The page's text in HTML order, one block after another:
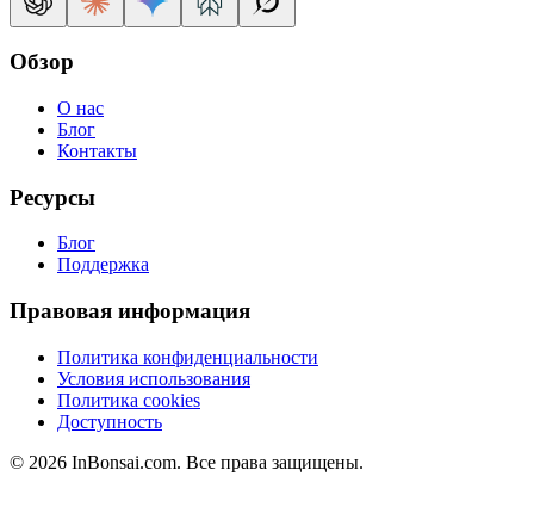
Обзор
О нас
Блог
Контакты
Ресурсы
Блог
Поддержка
Правовая информация
Политика конфиденциальности
Условия использования
Политика cookies
Доступность
© 2026 InBonsai.com. Все права защищены.